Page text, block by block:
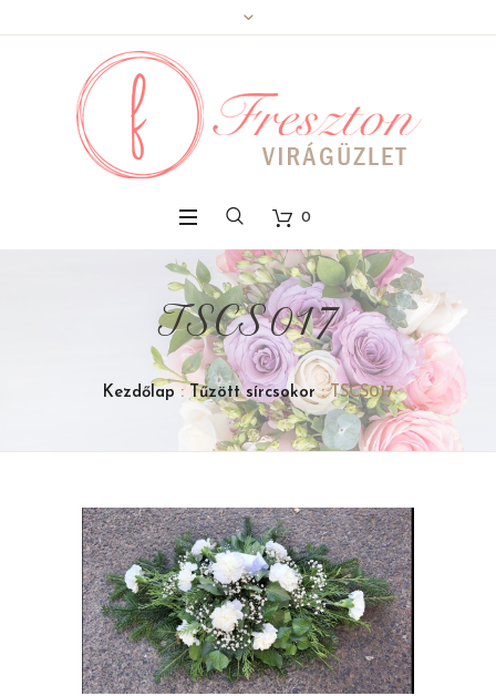
0
TSCS017
Kezdőlap : Tűzött sírcsokor: TSCS017